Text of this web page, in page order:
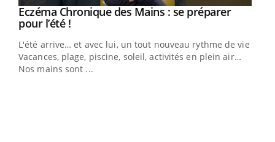
Youtube
Eczéma Chronique des Mains : se préparer
pour l’été !Youtube
L'été arrive… et avec lui, un tout nouveau rythme de vie !
Vacances, plage, piscine, soleil, activités en plein air…
Nos mains sont ...